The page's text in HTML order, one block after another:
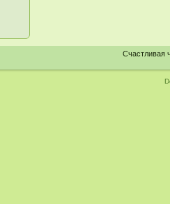
Счастливая